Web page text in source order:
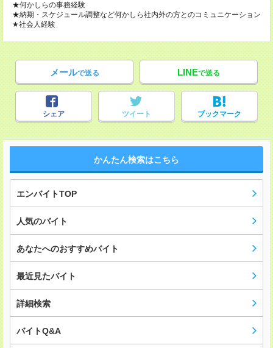
★何かしらの事務経験
★納期・スケジュール調整など何かしら社内外の方とのコミュニケーション
★社会人経験
メールで送る LINEで送る
シェア ツイート ブックマーク
かんたん検索はこちら
エンバイトTOP
人気のバイト
あなたへのおすすめバイト
最近見たバイト
詳細検索
バイトQ&A